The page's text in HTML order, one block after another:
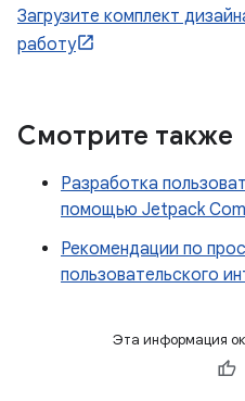
Загрузите комплект
работу
Смотрите также
Разработка
помощью Jetpack
Рекомендации по
пользовательского
Эта информация